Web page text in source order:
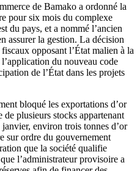
de Bamako a ordonné la
pour six mois du complexe
du pays, et a nommé l’ancien
assurer la gestion. La décision
opposant l’État malien à la
du nouveau code
de l’État dans les projets
bloqué les exportations d’or
de plusieurs stocks appartenant
environ trois tonnes d’or
sur ordre du gouvernement
que la société qualifie
l’administrateur provisoire a